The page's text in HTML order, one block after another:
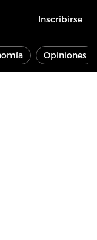
Inscribirse
Opiniones